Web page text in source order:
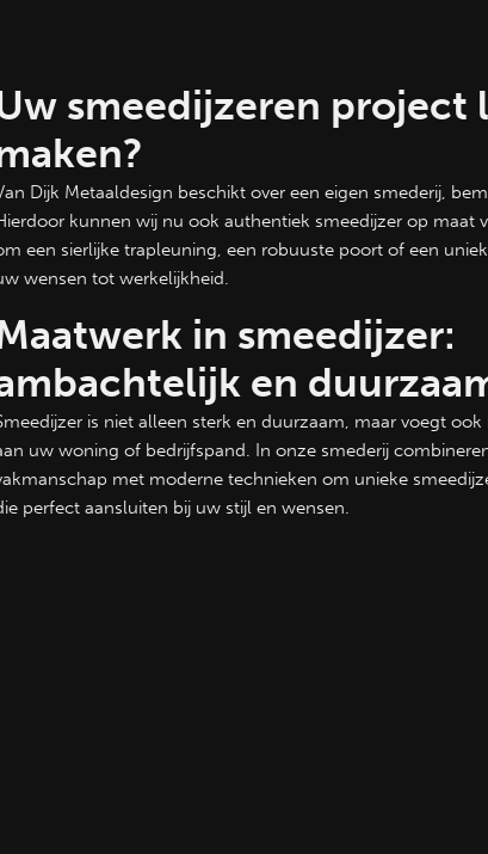
smeedijzeren project
Dijk Metaaldesign beschikt over een eigen smederij,
kunnen wij nu ook authentiek smeedijzer op maat
een sierlijke trapleuning, een robuuste poort of een
wensen tot werkelijkheid.
in smeedijzer:
en
is niet alleen sterk en duurzaam, maar voegt
uw woning of bedrijfspand. In onze smederij
met moderne technieken om unieke
perfect aansluiten bij uw stijl en wensen.